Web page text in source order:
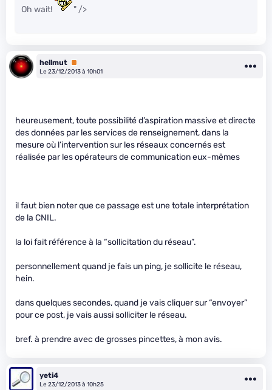
Oh wait! " />
hellmut Premium
Le 23/12/2013 à 10h01
heureusement, toute possibilité d’aspiration massive et directe
des données par les services de renseignement, dans la
mesure où l’intervention sur les réseaux concernés est
réalisée par les opérateurs de communication eux-mêmes
il faut bien noter que ce passage est une totale interprétation
de la CNIL.
la loi fait référence à la “sollicitation du réseau”.
personnellement quand je fais un ping, je sollicite le réseau,
hein.
dans quelques secondes, quand je vais cliquer sur “envoyer”
pour ce post, je vais aussi solliciter le réseau.
bref. à prendre avec de grosses pincettes, à mon avis.
yeti4
Le 23/12/2013 à 10h25